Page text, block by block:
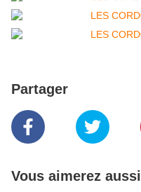
Partager
Vous aimerez aussi